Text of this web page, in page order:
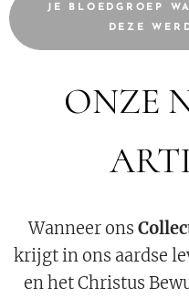
JE BLOEDGROEP
DEZE
ONZE
Wanneer ons
krijgt in ons aardse
en het Christus